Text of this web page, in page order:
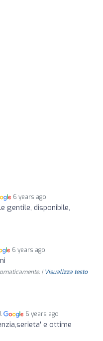
6 years ago
gentile, disponibile,
6 years ago
| Visualizza testo
6 years ago
e ottime